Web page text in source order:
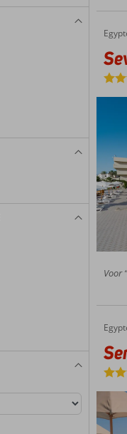
Home
Seven Seas Jolie Bay
Voor
Home
Sentido Naga Bay